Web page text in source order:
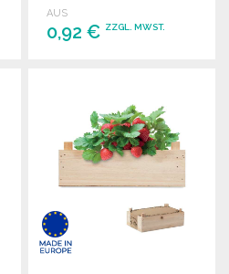
AUS
0,92 € ZZGL. MWST.